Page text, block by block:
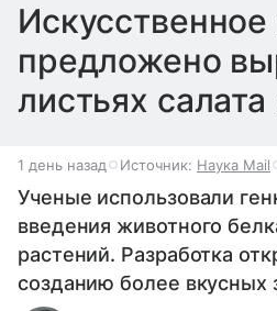
предложено
листьях салата
1 день назад Источник: Наука Mail
Ученые использовали
введения животного
растений. Разработка
созданию более вкусных